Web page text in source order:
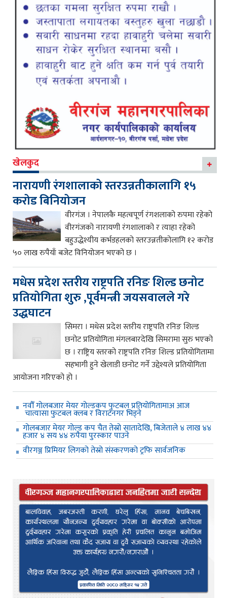
खेलकुद
नारायणी रंगशालाको स्तरउन्नतीकालागि १५
करोड बिनियोजन
वीरगंज । नेपालकै महत्वपूर्ण रंगशलाको रुपमा रहेको
वीरगंजको नारायणी रंगशालाको र त्याहा रहेको
बहुउद्धेश्यीय कर्भडहलको स्तरउन्नतीकोलागि १२ करोड
५० लाख रुपैयाँ बजेट विनियोजन भएको छ ।
मधेस प्रदेश स्तरीय राष्ट्रपति रनिङ शिल्ड छनोट
प्रतियोगिता शुरु ,पूर्वमन्त्री जयसवालले गरे
उद्धघाटन
सिमरा । मधेस प्रदेश स्तरीय राष्ट्रपति रनिङ शिल्ड
छनोट प्रतियोगिता मंगलबारदेखि सिमरामा सुरु भएको
छ । राष्ट्रिय स्तरको राष्ट्रपति रनिङ शिल्ड प्रतियोगितामा
सहभागी हुने खेलाडी छनोट गर्ने उद्देश्यले प्रतियोगिता
आयोजना गरिएको हो ।
नवौँ गोलबजार मेयर गोल्डकप फुटबल प्रतियोगितामाअ आज
चात्यासा फुटबल क्लब र विराटनगर भिड्ने
गोलबजार मेयर गोल्ड कप चैत तेस्रो सातादेखि, बिजेताले ४ लाख ४४
हजार ४ सय ४४ रुपैया पुरस्कार पाउने
वीरगञ्ज प्रिमियर लिगको तेस्रो संस्करणको ट्रफि सार्वजनिक